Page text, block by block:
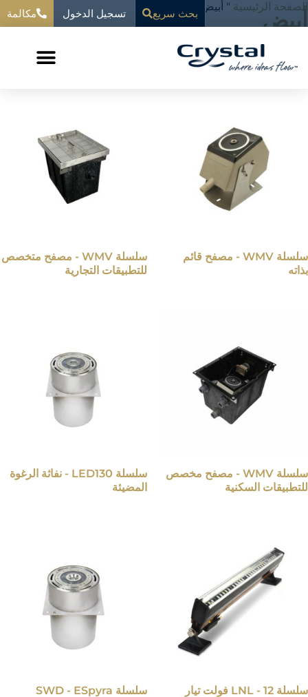
المحتوى
تخطي
إلى
بحث سريع تسجيل الدخول مكالمة
الصفحة الرئيسية " أبيض
أبيض
عرض جميع النتائج 7
سلسلة WMV - مصفح قائم
بذاته
سلسلة WMV - مصفح متخصص
للتطبيقات التجارية
سلسلة WMV - مصفح مخصص
للتطبيقات السكنية
سلسلة LED130 - نفاثة الرغوة
المضيئة
سلسلة LNL - 12 فولت تيار
سلسلة SWD - ESpyra